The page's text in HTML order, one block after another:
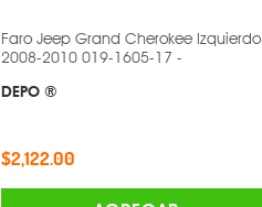
Faro Jeep Grand Cherokee Izquierdo
2008-2010 019-1605-17 -
DEPO ®
$2,122.00